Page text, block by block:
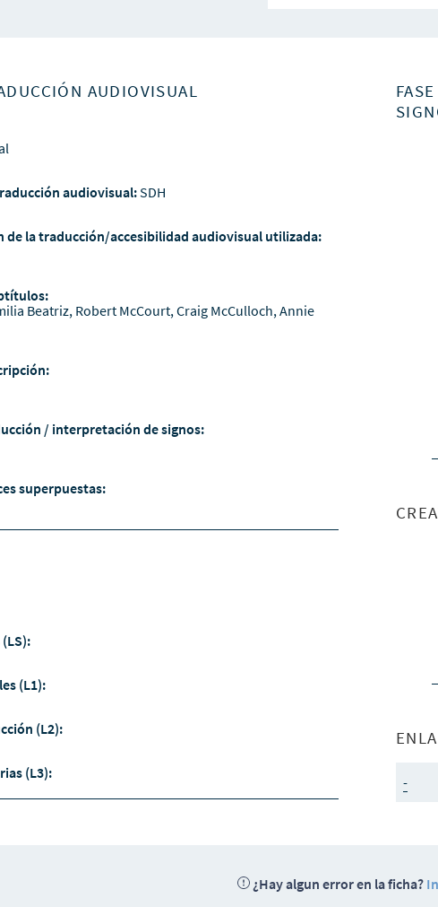
AUDIOVISUAL
audiovisual:SDH
de la traducción/accesibilidad audiovisual utilizada:
Beatriz, Robert McCourt, Craig McCulloch, Annie
/ interpretación de signos:
superpuestas:
(L1):
(L2):
(L3):
-
¿Hay algun error en la ficha?